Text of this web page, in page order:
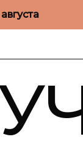
августа